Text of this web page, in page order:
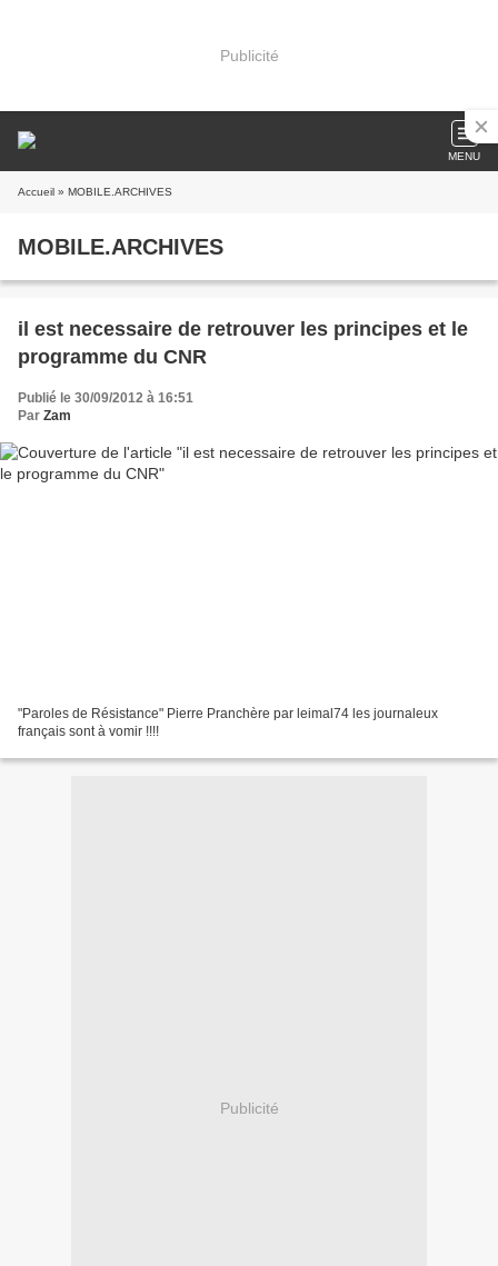
Publicité
MENU
Accueil » MOBILE.ARCHIVES
MOBILE.ARCHIVES
il est necessaire de retrouver les principes et le
programme du CNR
Publié le 30/09/2012 à 16:51
Par Zam
"Paroles de Résistance" Pierre Pranchère par leimal74 les journaleux
français sont à vomir !!!!
Publicité